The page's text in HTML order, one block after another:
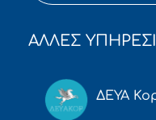
ΑΛΛΕΣ
ΔΕΥΑ